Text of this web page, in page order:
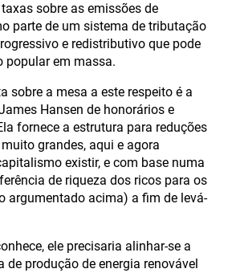
sobre as emissões de
parte de um sistema de tributação
e redistributivo que pode
popular em massa.
sobre a mesa a este respeito é a
Hansen de honorários e
fornece a estrutura para reduções
grandes, aqui e agora
existir, e com base numa
de riqueza dos ricos para os
argumentado acima) a fim de levá-
ele precisaria alinhar-se a
de produção de energia renovável